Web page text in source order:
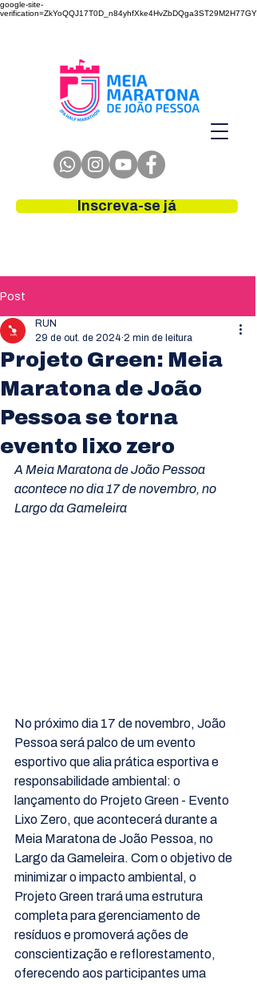
google-site-
verification=ZkYoQQJ17T0D_n84yhfXke4HvZbDQga3ST29M2H77GY
Inscreva-se já
Post
Projeto Green: Meia
Maratona de João
Pessoa se torna
evento lixo zero
RUN
29 de out. de 2024 2 min de leitura
A Meia Maratona de João Pessoa
acontece no dia 17 de novembro, no
Largo da Gameleira
No próximo dia 17 de novembro, João
Pessoa será palco de um evento
esportivo que alia prática esportiva e
responsabilidade ambiental: o
lançamento do Projeto Green - Evento
Lixo Zero, que acontecerá durante a
Meia Maratona de João Pessoa, no
Largo da Gameleira. Com o objetivo de
minimizar o impacto ambiental, o
Projeto Green trará uma estrutura
completa para gerenciamento de
resíduos e promoverá ações de
conscientização e reflorestamento,
oferecendo aos participantes uma